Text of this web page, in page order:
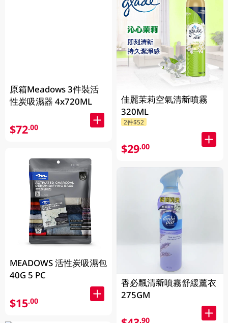
原箱Meadows 3件裝活
性炭吸濕器 4x720ML
$72.00
MEADOWS 活性炭吸濕包
40G 5 PC
$15.00
佳麗茉莉空氣清新噴霧
320ML
2件$52
$29.00
香必飄清新噴霧舒緩薰衣
275GM
.90